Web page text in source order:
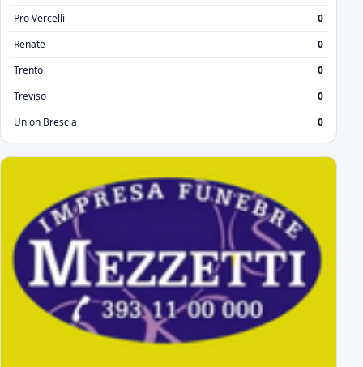
Pro Vercelli
0
Renate
0
Trento
0
Treviso
0
Union Brescia
0